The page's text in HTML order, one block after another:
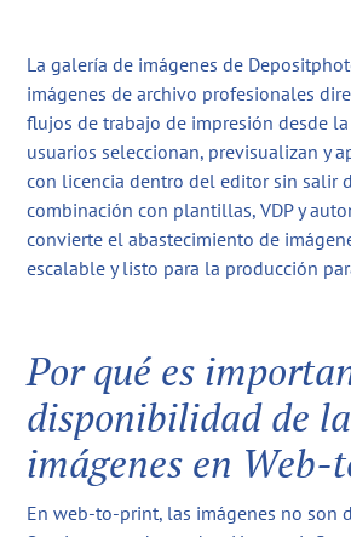
La galería de imágenes de
imágenes de archivo profesionales
flujos de trabajo de impresión desde la
usuarios seleccionan, previsualizan y
con licencia dentro del editor sin salir
combinación con plantillas, VDP y
convierte el abastecimiento de
escalable y listo para la producción
Por qué es
disponibilidad de
imágenes en
En web-to-print, las imágenes no son